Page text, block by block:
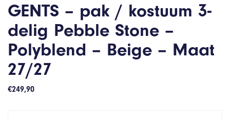
GENTS – pak / kostuum 3-
delig Pebble Stone –
Polyblend – Beige – Maat
27/27
€249,90